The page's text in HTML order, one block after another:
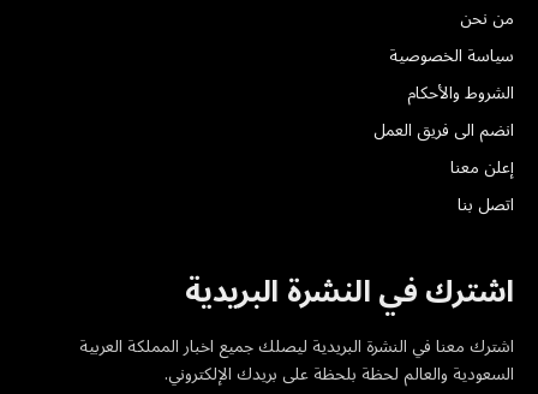
من نحن
سياسة الخصوصية
الشروط والأحكام
انضم الى فريق العمل
إعلن معنا
اتصل بنا
اشترك في النشرة البريدية
اشترك معنا في النشرة البريدية ليصلك جميع اخبار المملكة العربية
السعودية والعالم لحظة بلحظة على بريدك الإلكتروني.